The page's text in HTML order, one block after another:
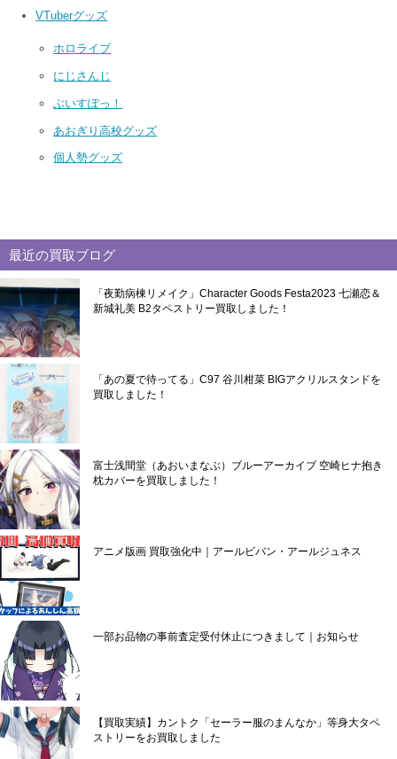
VTuberグッズ
ホロライブ
にじさんじ
ぶいすぽっ！
あおぎり高校グッズ
個人勢グッズ
最近の買取ブログ
「夜勤病棟リメイク」Character Goods Festa2023 七瀬恋＆
新城礼美 B2タペストリー買取しました！
「あの夏で待ってる」C97 谷川柑菜 BIGアクリルスタンドを
買取しました！
富士浅間堂（あおいまなぶ）ブルーアーカイブ 空崎ヒナ抱き
枕カバーを買取しました！
アニメ版画 買取強化中｜アールビバン・アールジュネス
一部お品物の事前査定受付休止につきまして｜お知らせ
【買取実績】カントク「セーラー服のまんなか」等身大タペ
ストリーをお買取しました